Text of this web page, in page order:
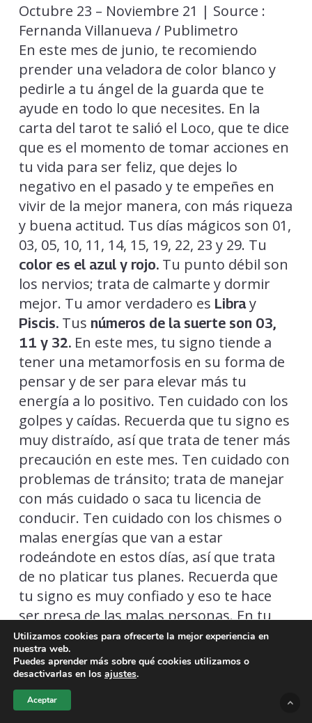
Octubre 23 – Noviembre 21 | Source :
Fernanda Villanueva / Publimetro
En este mes de junio, te recomiendo
prender una veladora de color blanco y
pedirle a tu ángel de la guarda que te
ayude en todo lo que necesites. En la
carta del tarot te salió el Loco, que te dice
que es el momento de tomar acciones en
tu vida para ser feliz, que dejes lo
negativo en el pasado y te empeñes en
vivir de la mejor manera, con más riqueza
y buena actitud. Tus días mágicos son 01,
03, 05, 10, 11, 14, 15, 19, 22, 23 y 29. Tu
color es el azul y rojo.Tu punto débil son
los nervios; trata de calmarte y dormir
mejor. Tu amor verdadero es Libray
Piscis.Tus números de la suerte son 03,
11 y 32.En este mes, tu signo tiende a
tener una metamorfosis en su forma de
pensar y de ser para elevar más tu
energía a lo positivo. Ten cuidado con los
golpes y caídas. Recuerda que tu signo es
muy distraído, así que trata de tener más
precaución en este mes. Ten cuidado con
problemas de tránsito; trata de manejar
con más cuidado o saca tu licencia de
conducir. Ten cuidado con los chismes o
malas energías que van a estar
rodeándote en estos días, así que trata
de no platicar tus planes. Recuerda que
tu signo es muy confiado y eso te hace
ser presa de las malas personas. En tu
familia sabrás de un embarazo que te
dará mucha felicidad. Trata de tomar un
curso de redes sociales o edición de video,
que eso te va a ayudar mucho en tu
trabajo.
Utilizamos cookies para ofrecerte la mejor experiencia en
nuestra web.
Puedes aprender más sobre qué cookies utilizamos o
desactivarlas en los ajustes.
Aceptar